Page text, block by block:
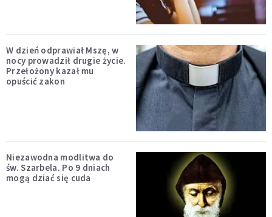
W dzień odprawiał Mszę, w
nocy prowadził drugie życie.
Przełożony kazał mu
opuścić zakon
Niezawodna modlitwa do
św. Szarbela. Po 9 dniach
mogą dziać się cuda